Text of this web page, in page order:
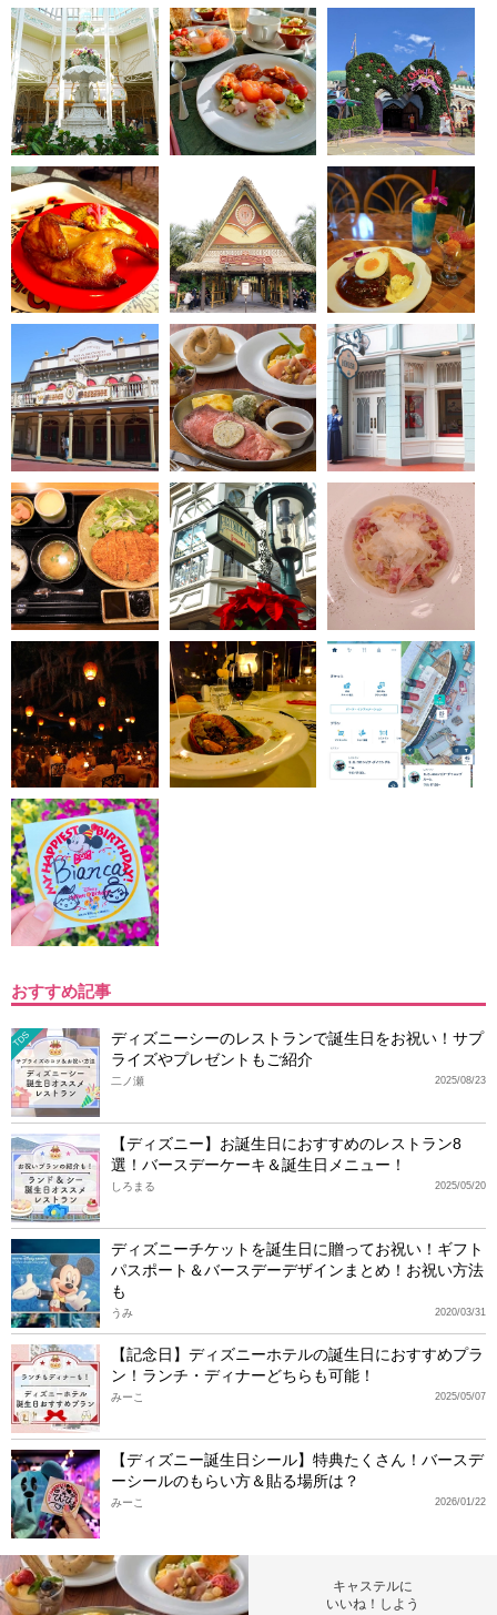
おすすめ記事
TDS
ディズニーシーのレストランで誕生日をお祝い！サプ
ライズやプレゼントもご紹介
2025/08/23
二ノ瀬
【ディズニー】お誕生日におすすめのレストラン8
選！バースデーケーキ＆誕生日メニュー！
2025/05/20
しろまる
ディズニーチケットを誕生日に贈ってお祝い！ギフト
パスポート＆バースデーデザインまとめ！お祝い方法
も
2020/03/31
うみ
【記念日】ディズニーホテルの誕生日におすすめプラ
ン！ランチ・ディナーどちらも可能！
2025/05/07
みーこ
【ディズニー誕生日シール】特典たくさん！バースデ
ーシールのもらい方＆貼る場所は？
2026/01/22
みーこ
キャステルに
いいね！しよう